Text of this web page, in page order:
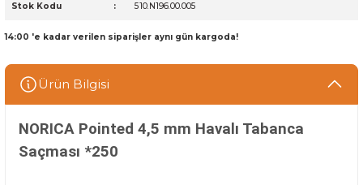
Stok Kodu
510.N196.00.005
14:00 'e kadar verilen siparişler aynı gün kargoda!
Ürün Bilgisi
NORICA Pointed 4,5 mm Havalı Tabanca
Saçması *250